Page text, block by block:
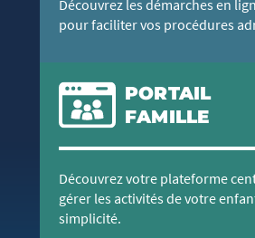
Découvrez les démarches en
pour faciliter vos procédures
PORTAIL
FAMILLE
Découvrez votre plateforme
gérer les activités de votre
simplicité.